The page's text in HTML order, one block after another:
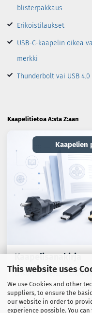
This website uses
We use Cookies and other
suppliers, to ensure the
our website in order to
experience possible. You
blisterpakkaus
Erikoistilaukset
USB-C-kaapelin oikea
merkki
Thunderbolt vai USB 4.0
Kaapelitietoa A:sta Z:aan
Kaapelisanakirja
Erikoistermejä,
kaapeleista,
Opas